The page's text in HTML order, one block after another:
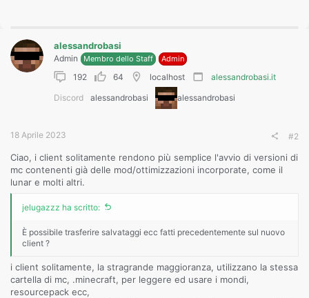
i
o
n
alessandrobasi
Admin Membro dello Staff Admin
192 64 localhost
alessandrobasi.it
Discord
alessandrobasi alessandrobasi
18 Aprile 2023 #2
Ciao, i client solitamente rendono più semplice l'avvio di versioni di
mc contenenti già delle mod/ottimizzazioni incorporate, come il
lunar e molti altri.
jelugazzz ha scritto:
È possibile trasferire salvataggi ecc fatti precedentemente sul nuovo
client ?
i client solitamente, la stragrande maggioranza, utilizzano la stessa
cartella di mc, .minecraft, per leggere ed usare i mondi,
resourcepack ecc,